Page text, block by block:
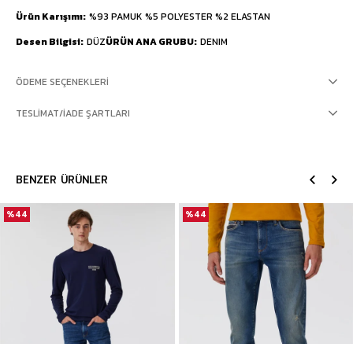
Ürün Karışımı %93 PAMUK %5 POLYESTER %2 ELASTAN
Desen Bilgisi DÜZÜRÜN ANA GRUBU DENIM
ÖDEME SEÇENEKLERI
TESLIMAT/İADE ŞARTLARI
BENZER ÜRÜNLER
%44 %44